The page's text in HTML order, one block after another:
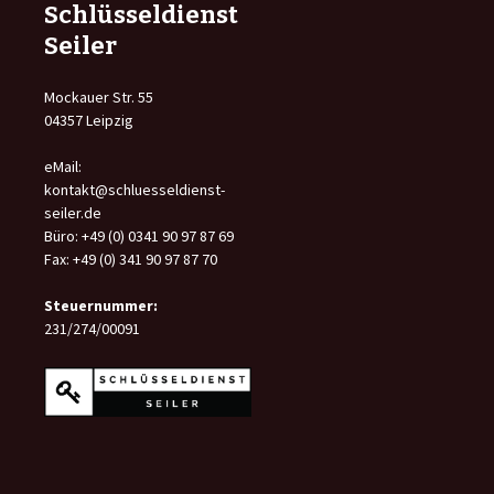
Schlüsseldienst
Seiler
Mockauer Str. 55
04357 Leipzig
eMail:
kontakt@schluesseldienst-
seiler.de
Büro: +49 (0) 0341 90 97 87 69
Fax: +49 (0) 341 90 97 87 70
Steuernummer:
231/274/00091